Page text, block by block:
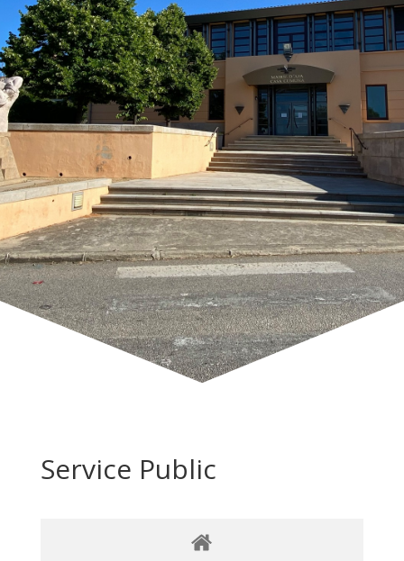
Service Public